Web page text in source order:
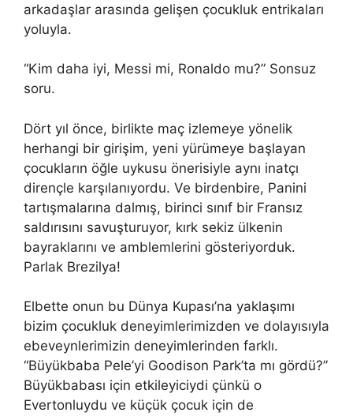
arkadaşlar arasında gelişen çocukluk entrikaları
yoluyla.
“Kim daha iyi, Messi mi, Ronaldo mu?” Sonsuz
soru.
Dört yıl önce, birlikte maç izlemeye yönelik
herhangi bir girişim, yeni yürümeye başlayan
çocukların öğle uykusu önerisiyle aynı inatçı
dirençle karşılanıyordu. Ve birdenbire, Panini
tartışmalarına dalmış, birinci sınıf bir Fransız
saldırısını savuşturuyor, kırk sekiz ülkenin
bayraklarını ve amblemlerini gösteriyorduk.
Parlak Brezilya!
Elbette onun bu Dünya Kupası’na yaklaşımı
bizim çocukluk deneyimlerimizden ve dolayısıyla
ebeveynlerimizin deneyimlerinden farklı.
“Büyükbaba Pele’yi Goodison Park’ta mı gördü?”
Büyükbabası için etkileyiciydi çünkü o
Evertonluydu ve küçük çocuk için de